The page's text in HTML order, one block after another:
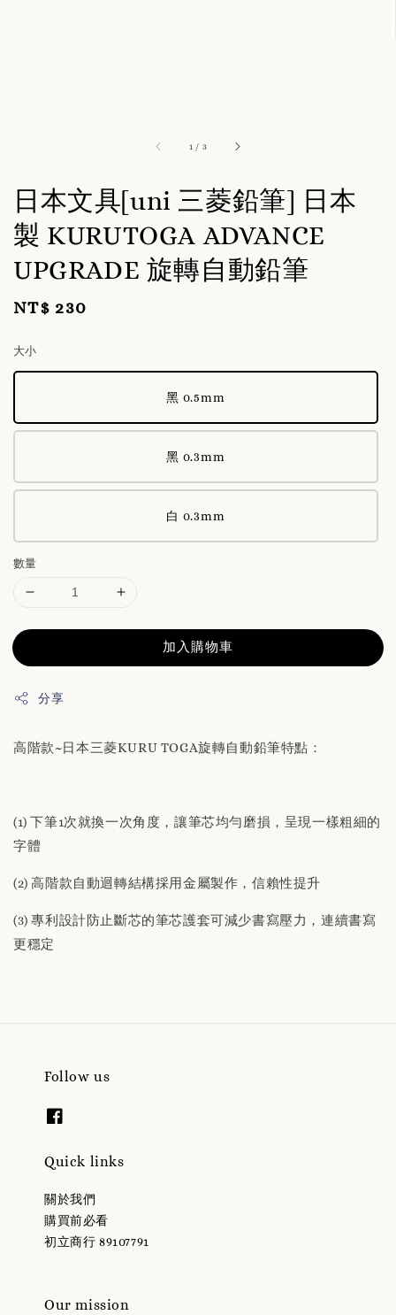
1 / 3
日本文具[uni 三菱鉛筆] 日本
製 KURUTOGA ADVANCE
UPGRADE 旋轉自動鉛筆
Regular
NT$ 230
大小
黑 0.5mm
黑 0.3mm
白 0.3mm
數量
加入購物車
分享
高階款~日本三菱KURU TOGA旋轉自動鉛筆特點：
(1) 下筆1次就換一次角度，讓筆芯均勻磨損，呈現一樣粗細的
字體
(2) 高階款自動迴轉結構採用金屬製作，信賴性提升
(3) 專利設計防止斷芯的筆芯護套可減少書寫壓力，連續書寫
更穩定
Follow us
Quick links
關於我們
購買前必看
初立商行 89107791
Our mission